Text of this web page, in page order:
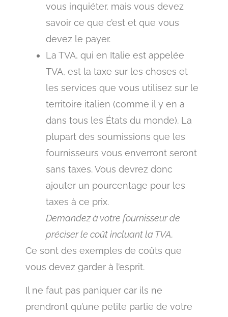
vous inquiéter, mais vous devez
savoir ce que c’est et que vous
devez le payer.
La TVA, qui en Italie est appelée
TVA, est la taxe sur les choses et
les services que vous utilisez sur le
territoire italien (comme il y en a
dans tous les États du monde). La
plupart des soumissions que les
fournisseurs vous enverront seront
sans taxes. Vous devrez donc
ajouter un pourcentage pour les
taxes à ce prix.
Demandez à votre fournisseur de
préciser le coût incluant la TVA.
Ce sont des exemples de coûts que
vous devez garder à l’esprit.
Il ne faut pas paniquer car ils ne
prendront qu’une petite partie de votre